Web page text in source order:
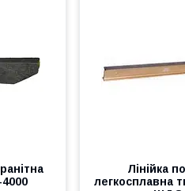
Лінійка
легкосплавна